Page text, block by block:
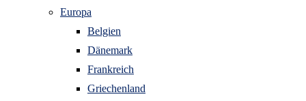
Europa
Belgien
Dänemark
Frankreich
Griechenland